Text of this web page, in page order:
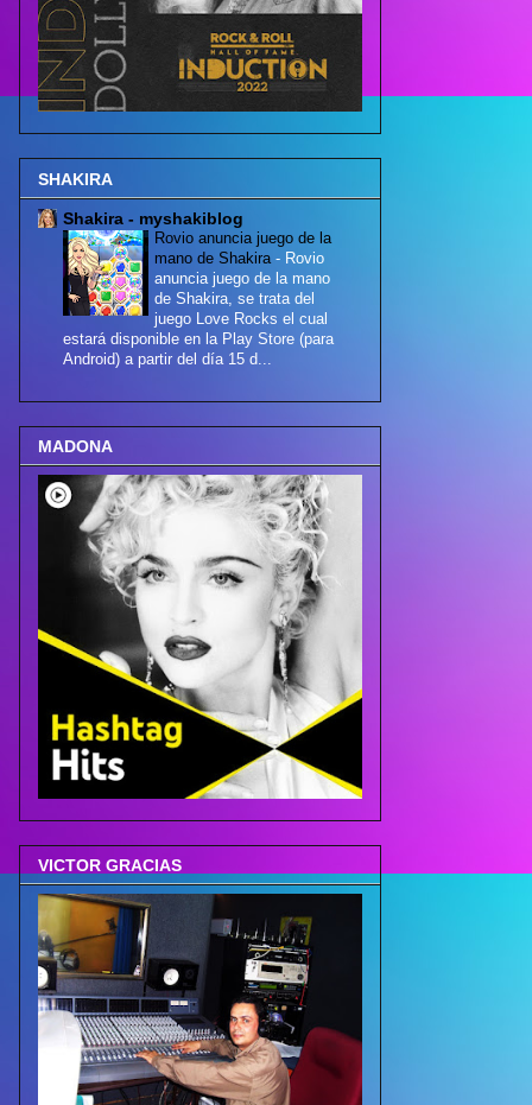
SHAKIRA
Shakira - myshakiblog
Rovio anuncia juego de la
mano de Shakira - Rovio
anuncia juego de la mano
de Shakira, se trata del
juego Love Rocks el cual
estará disponible en la Play Store (para
Android) a partir del día 15 d...
MADONA
VICTOR GRACIAS